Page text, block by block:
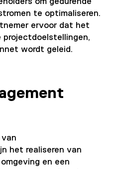
te optimaliseren.
ervoor dat het
projectdoelstellingen,
wordt geleid.
het realiseren van
en een